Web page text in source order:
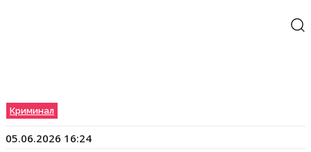
Криминал
05.06.2026 16:24